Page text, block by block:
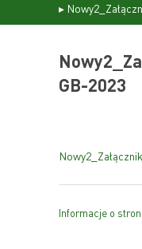
▸
GB-2023
Informacje o